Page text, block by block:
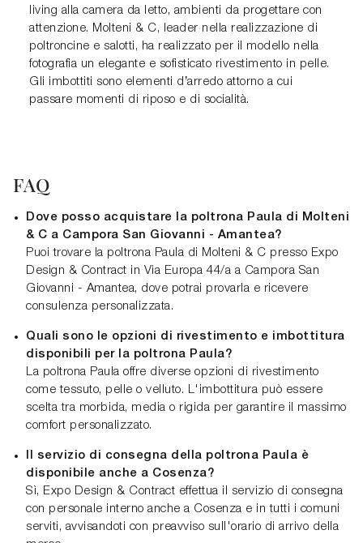
living alla camera da letto, ambienti da progettare con
attenzione. Molteni & C, leader nella realizzazione di
poltroncine e salotti, ha realizzato per il modello nella
fotografia un elegante e sofisticato rivestimento in pelle.
Gli imbottiti sono elementi d’arredo attorno a cui
passare momenti di riposo e di socialità.
FAQ
Dove posso acquistare la poltrona Paula di Molteni
& C a Campora San Giovanni - Amantea?
Puoi trovare la poltrona Paula di Molteni & C presso Expo
Design & Contract in Via Europa 44/a a Campora San
Giovanni - Amantea, dove potrai provarla e ricevere
consulenza personalizzata.
Quali sono le opzioni di rivestimento e imbottitura
disponibili per la poltrona Paula?
La poltrona Paula offre diverse opzioni di rivestimento
come tessuto, pelle o velluto. L'imbottitura può essere
scelta tra morbida, media o rigida per garantire il massimo
comfort personalizzato.
Il servizio di consegna della poltrona Paula è
disponibile anche a Cosenza?
Sì, Expo Design & Contract effettua il servizio di consegna
con personale interno anche a Cosenza e in tutti i comuni
serviti, avvisandoti con preavviso sull'orario di arrivo della